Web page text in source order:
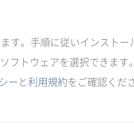
す。手順に従いインストー
フトウェアを選択できます。
ー と 利用規約をご確認くだ